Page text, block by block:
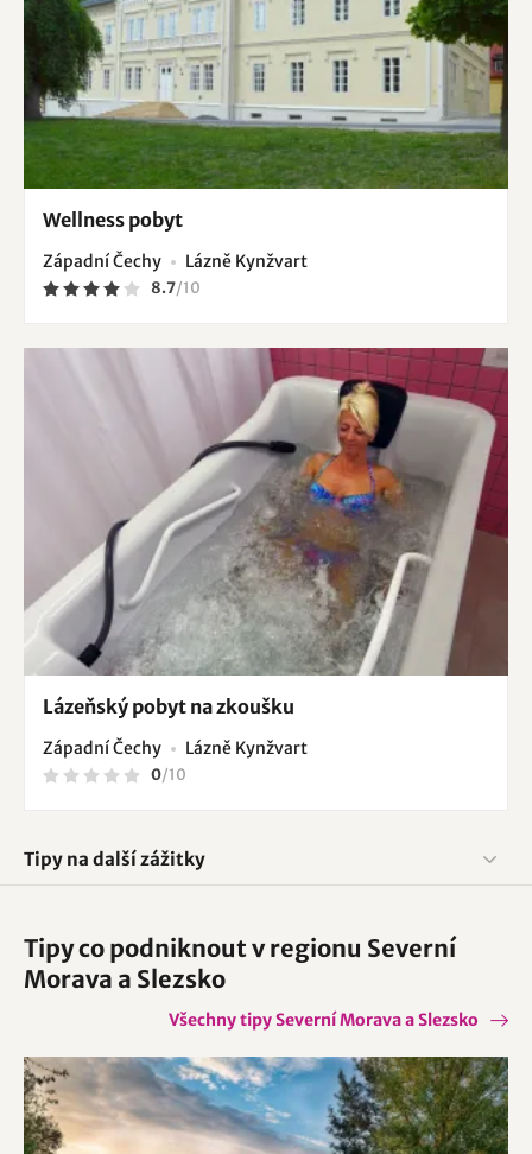
Wellness pobyt
Západní Čechy Lázně Kynžvart
8.7/10
Lázeňský pobyt na zkoušku
Západní Čechy Lázně Kynžvart
0/10
Tipy na další zážitky
Tipy co podniknout v regionu Severní
Morava a Slezsko
Všechny tipy Severní Morava a Slezsko